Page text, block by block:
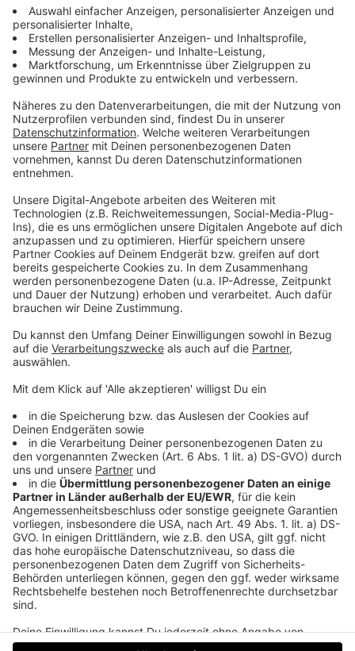
Gewinnt am 8. Dezember auf Life Radio von 8.00
bis 18.00 Uhr in jeder Stunde
Ski-Tickets für die 7 Top-Skigebiete in
Oberösterreich - den ganzen Feiertag lang:
• Hinterstoder
• Kasberg
• Wurzeralm
• Feuerkogel
• Dachstein-Krippenstein
• Hochficht
So einfach geht's:
• hört Life Radio
• ruft an
...und dann geht's für euch ab auf die Piste!
DieTeilnahmebedingungenfindest du hier
Weitere Informationenzu "Personenbezogenen
Daten"gemäß Datenschutzgrundverordnung
DatenschutzImpressumAGBsJobsKontaktWerben